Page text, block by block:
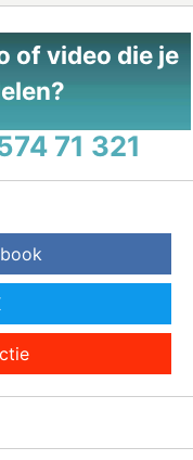
of video die je
71 321